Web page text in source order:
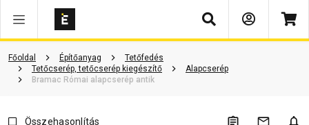
Keresés
Főoldal Építőanyag
Tetőfedés
Tetőcserép, tetőcserép kiegészítő
Alapcserép
Bramac Római alapcserép antik
Vásárlói vélemények Kérdések és válaszok Kapcsolódó cikkek
Összehasonlítás